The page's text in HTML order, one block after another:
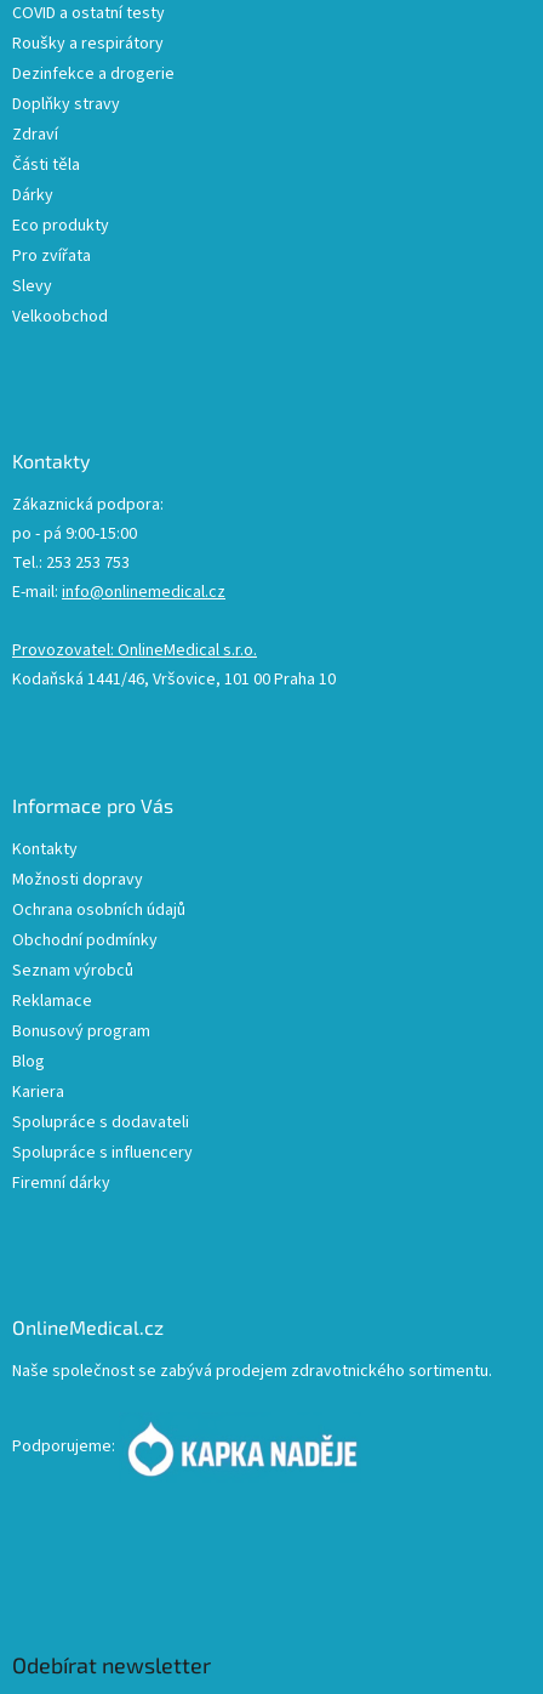
COVID a ostatní testy
Roušky a respirátory
Dezinfekce a drogerie
Doplňky stravy
Zdraví
Části těla
Dárky
Eco produkty
Pro zvířata
Slevy
Velkoobchod
Kontakty
Zákaznická podpora:
po - pá 9:00-15:00
Tel.: 253 253 753
E-mail: info@onlinemedical.cz
Provozovatel: OnlineMedical s.r.o.
Kodaňská 1441/46, Vršovice, 101 00 Praha 10
Informace pro Vás
Kontakty
Možnosti dopravy
Ochrana osobních údajů
Obchodní podmínky
Seznam výrobců
Reklamace
Bonusový program
Blog
Kariera
Spolupráce s dodavateli
Spolupráce s influencery
Firemní dárky
OnlineMedical.cz
Naše společnost se zabývá prodejem zdravotnického sortimentu.
Podporujeme:
Odebírat newsletter